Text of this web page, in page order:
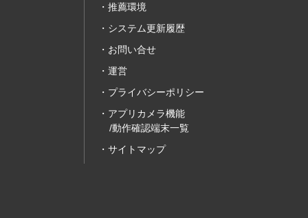
推薦環境
システム更新履歴
お問い合せ
運営
プライバシーポリシー
アプリカメラ機能
/動作確認端末一覧
サイトマップ